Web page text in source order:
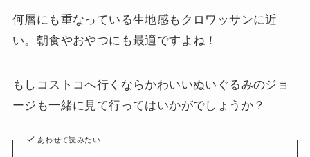
何層にも重なっている生地感もクロワッサンに近
い。朝食やおやつにも最適ですよね！
もしコストコへ行くならかわいいぬいぐるみのジョ
ージも一緒に見て行ってはいかがでしょうか？
あわせて読みたい